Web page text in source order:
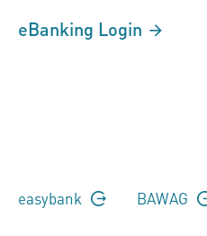
eBanking Login
easybank BAWAG